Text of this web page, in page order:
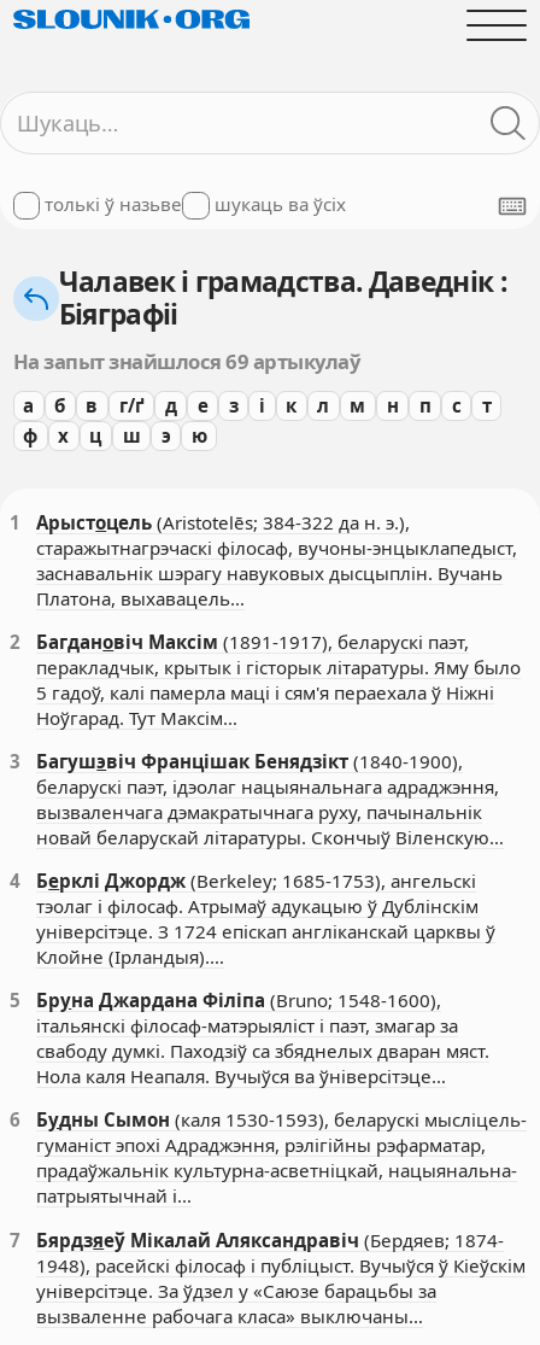
толькі ў назьве шукаць ва ўсіх
Чалавек і грамадства. Даведнік :
Біяграфіі
На запыт знайшлося 69 артыкулаў
а б в г/ґ д е з і к л м н п с
т
ф
х ц ш э ю
1 Арыстоцель (Aristotelēs; 384-322 да н. э.),
старажытнагрэчаскі філосаф, вучоны-энцыклапедыст,
заснавальнік шэрагу навуковых дысцыплін. Вучань
Платона, выхавацель…
2
Багдановіч Максім (1891-1917), беларускі паэт,
перакладчык, крытык і гісторык літаратуры. Яму было
5 гадоў, калі памерла маці і сям'я пераехала ў Ніжні
Ноўгарад. Тут Максім…
3
Багушэвіч Францішак Бенядзікт (1840-1900),
беларускі паэт, ідэолаг нацыянальнага адраджэння,
вызваленчага дэмакратычнага руху, пачынальнік
новай беларускай літаратуры. Скончыў Віленскую…
4
Берклі Джордж (Berkeley; 1685-1753), ангельскі
тэолаг і філосаф. Атрымаў адукацыю ў Дублінскім
універсітэце. З 1724 епіскап англіканскай царквы ў
Клойне (Ірландыя).…
5
Бруна Джардана Філіпа (Bruno; 1548-1600),
італьянскі філосаф-матэрыяліст і паэт, змагар за
свабоду думкі. Паходзіў са збяднелых дваран мяст.
Нола каля Неапаля. Вучыўся ва ўніверсітэце…
6
Будны Сымон (каля 1530-1593), беларускі мысліцель-
гуманіст эпохі Адраджэння, рэлігійны рэфарматар,
прадаўжальнік культурна-асветніцкай, нацыянальна-
патрыятычнай і…
7
Бярдзяеў Мікалай Аляксандравіч (Бердяев; 1874-
1948), расейскі філосаф і публіцыст. Вучыўся ў Кіеўскім
універсітэце. За ўдзел у «Саюзе барацьбы за
вызваленне рабочага класа» выключаны…